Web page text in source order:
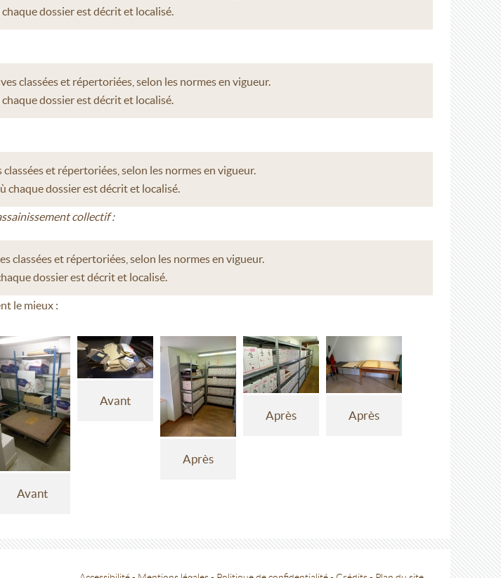
dossier est décrit et localisé.
classées et répertoriées, selon les normes en vigueur.
dossier est décrit et localisé.
et répertoriées, selon les normes en vigueur.
chaque dossier est décrit et localisé.
collectif :
classées et répertoriées, selon les normes en vigueur.
dossier est décrit et localisé.
le mieux :
Avant
Avant
Après
Après Après